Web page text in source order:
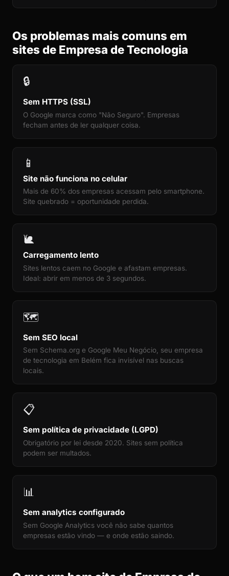
Os problemas mais comuns em
sites de Empresa de Tecnologia
🔒
Sem HTTPS (SSL)
O Google marca como "Não Seguro". Empresas
fecham antes de ler qualquer coisa.
📱
Site não funciona no celular
Mais de 60% dos empresas acessam pelo smartphone.
Site quebrado = oportunidade perdida.
🐌
Carregamento lento
Sites lentos caem no Google e afastam empresas.
Ideal: abrir em menos de 3 segundos.
🗺️
Sem SEO local
Sem Schema.org e Google Meu Negócio, seu empresa
de tecnologia em Belém fica invisível nas buscas
locais.
📋
Sem política de privacidade (LGPD)
Obrigatório por lei desde 2020. Sites sem política
podem ser multados.
📊
Sem analytics configurado
Sem Google Analytics você não sabe quantos
empresas estão vindo — e onde estão saindo.